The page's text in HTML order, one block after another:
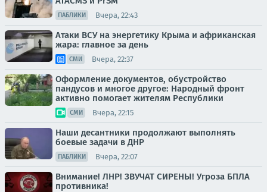
ПАБЛИКИ Вчера, 22:43
Атаки ВСУ на энергетику Крыма и африканская
жара: главное за день
СМИ Вчера, 22:37
Оформление документов, обустройство
пандусов и многое другое: Народный фронт
активно помогает жителям Республики
СМИ Вчера, 22:15
Наши десантники продолжают выполнять
боевые задачи в ДНР
ПАБЛИКИ Вчера, 22:07
Внимание! ЛНР! ЗВУЧАТ СИРЕНЫ! Угроза БПЛА
противника!